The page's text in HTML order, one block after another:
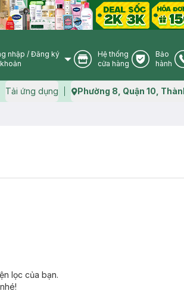
User Icon
nhập / Đăng ký
Store Icon
Hệ thống
cửa hàng
Bảo
hành
Tải ứng dụng Phường 8, Quận 10,
lọc của bạn.